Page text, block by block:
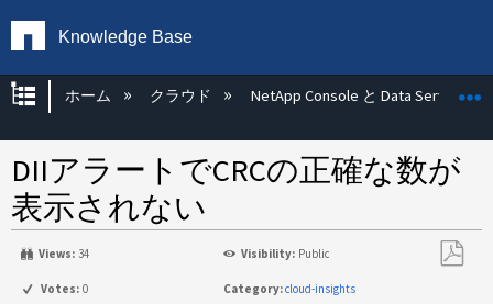
Knowledge Base
グローバル階層を展開/折りたたむ
ホーム クラウド NetApp Console と Data Services
DIIアラートでCRCの正確な数が
表示されない
Views: 34 Visibility: Public
Votes: 0 Category:cloud-insights